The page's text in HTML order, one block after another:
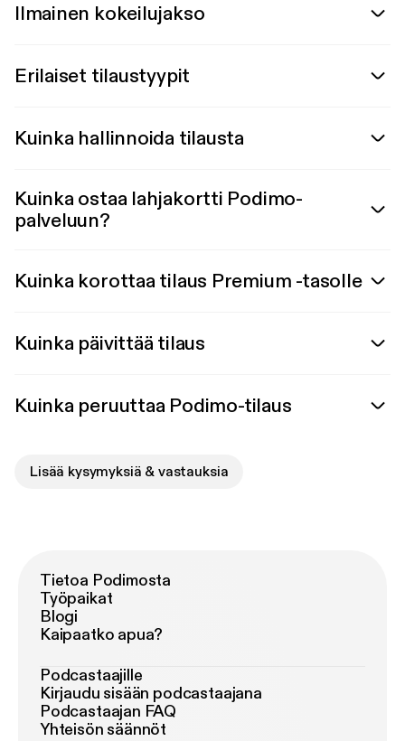
Ilmainen kokeilujakso
Erilaiset tilaustyypit
Kuinka hallinnoida tilausta
Kuinka ostaa lahjakortti Podimo-
palveluun?
Kuinka korottaa tilaus Premium -tasolle
Kuinka päivittää tilaus
Kuinka peruuttaa Podimo-tilaus
Lisää kysymyksiä & vastauksia
Tietoa Podimosta
Työpaikat
Blogi
Kaipaatko apua?
Podcastaajille
Kirjaudu sisään podcastaajana
Podcastaajan FAQ
Yhteisön säännöt